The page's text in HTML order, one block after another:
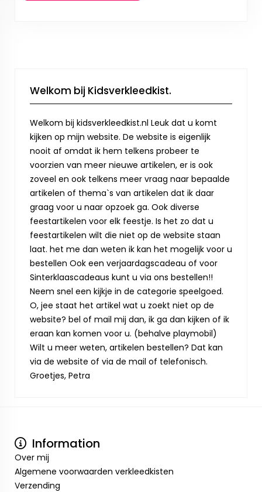
Welkom bij Kidsverkleedkist.
Welkom bij kidsverkleedkist.nl Leuk dat u komt
kijken op mijn website. De website is eigenlijk
nooit af omdat ik hem telkens probeer te
voorzien van meer nieuwe artikelen, er is ook
zoveel en ook telkens meer vraag naar bepaalde
artikelen of thema`s van artikelen dat ik daar
graag voor u naar opzoek ga. Ook diverse
feestartikelen voor elk feestje. Is het zo dat u
feestartikelen wilt die niet op de website staan
laat. het me dan weten ik kan het mogelijk voor u
bestellen Ook een verjaardagscadeau of voor
Sinterklaascadeaus kunt u via ons bestellen!!
Neem snel een kijkje in de categorie speelgoed.
O, jee staat het artikel wat u zoekt niet op de
website? bel of mail mij dan, ik ga dan kijken of ik
eraan kan komen voor u. (behalve playmobil)
Wilt u meer weten, artikelen bestellen? Dat kan
via de website of via de mail of telefonisch.
Groetjes, Petra
Information
Over mij
Algemene voorwaarden verkleedkisten
Verzending